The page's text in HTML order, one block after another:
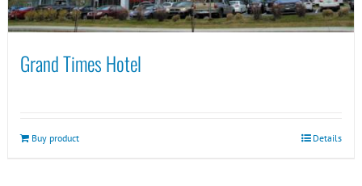
Grand Times Hotel
Buy product Details